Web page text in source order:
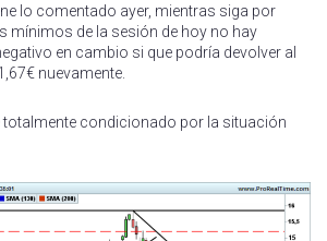
lo comentado ayer, mientras siga por
mínimos de la sesión de hoy no hay
en cambio si que podría devolver al
nuevamente.
totalmente condicionado por la situación